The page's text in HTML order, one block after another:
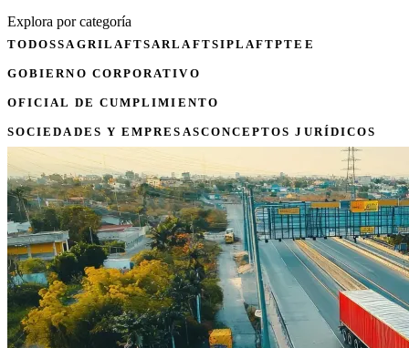
Explora por categoría
TODOSSAGRILAFTSARLAFTSIPLAFTPTEE
GOBIERNO CORPORATIVO
OFICIAL DE CUMPLIMIENTO
SOCIEDADES Y EMPRESASCONCEPTOS JURÍDICOS